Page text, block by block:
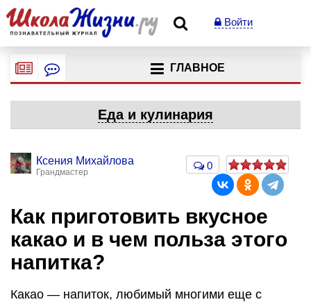
Войти
ГЛАВНОЕ
Еда и кулинария
Ксения Михайлова
Грандмастер
0
Как приготовить вкусное
какао и в чем польза этого
напитка?
Какао — напиток, любимый многими еще с